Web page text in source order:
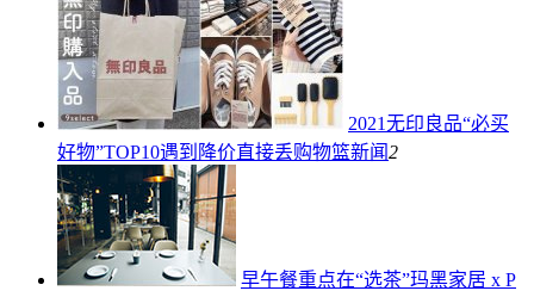
2021无印良品“必买
好物”TOP10遇到降价直接丢购物篮新闻2
早午餐重点在“选茶”玛黑家居 x P